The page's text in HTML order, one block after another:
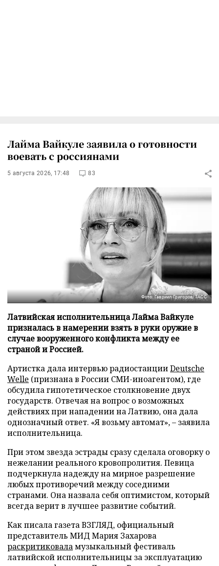
Лайма Вайкуле заявила о готовности
воевать с россиянами
5 августа 2026, 17:48 83
Фото: Гавриил Григоров/ТАСС
Латвийская исполнительница Лайма Вайкуле
призналась в намерении взять в руки оружие в
случае вооруженного конфликта между ее
страной и Россией.
Артистка дала интервью радиостанцииDeutsche
Welle (признана в России СМИ-иноагентом), где
обсудила гипотетическое столкновение двух
государств. Отвечая на вопрос о возможных
действиях при нападении на Латвию, она дала
однозначный ответ. «Я возьму автомат», – заявила
исполнительница.
При этом звезда эстрады сразу сделала оговорку о
нежелании реального кровопролития. Певица
подчеркнула надежду на мирное разрешение
любых противоречий между соседними
странами. Она назвала себя оптимистом, который
всегда верит в лучшее развитие событий.
Как писала газета ВЗГЛЯД, официальный
представитель МИД Мария Захарова
раскритиковаламузыкальный фестиваль
латвийской исполнительницы за эксплуатацию